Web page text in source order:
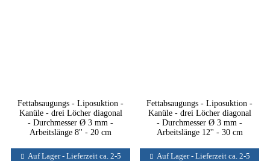
Fettabsaugungs - Liposuktion -
Kanüle - drei Löcher diagonal
- Durchmesser Ø 3 mm -
Arbeitslänge 8'' - 20 cm
Auf Lager - Lieferzeit ca. 2-5
Fettabsaugungs - Liposuktion -
Kanüle - drei Löcher diagonal
- Durchmesser Ø 3 mm -
Arbeitslänge 12'' - 30 cm
Auf Lager - Lieferzeit ca. 2-5